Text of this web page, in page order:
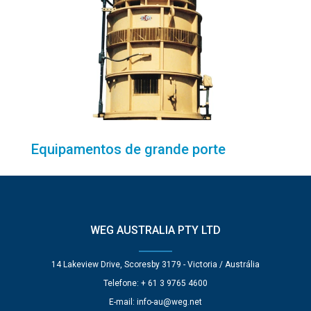
Equipamentos de grande porte
WEG AUSTRALIA PTY LTD
14 Lakeview Drive, Scoresby 3179 - Victoria / Austrália
Telefone: + 61 3 9765 4600
E-mail: info-au@weg.net